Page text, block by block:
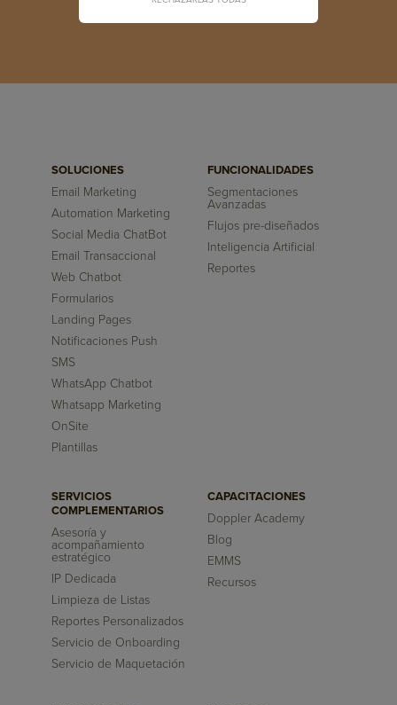
SOLUCIONES
Email Marketing
Automation Marketing
Social Media ChatBot
Email Transaccional
Web Chatbot
Formularios
Landing Pages
Notificaciones Push
SMS
WhatsApp Chatbot
Whatsapp Marketing
OnSite
Plantillas
FUNCIONALIDADES
Segmentaciones
Avanzadas
Flujos pre-diseñados
Inteligencia Artificial
Reportes
SERVICIOS
COMPLEMENTARIOS
Asesoría y
acompañamiento
estratégico
IP Dedicada
Limpieza de Listas
Reportes Personalizados
Servicio de Onboarding
Servicio de Maquetación
CAPACITACIONES
Doppler Academy
Blog
EMMS
Recursos